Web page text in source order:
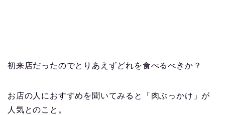
初来店だったのでとりあえずどれを食べるべきか？
お店の人におすすめを聞いてみると「肉ぶっかけ」が
人気とのこと。